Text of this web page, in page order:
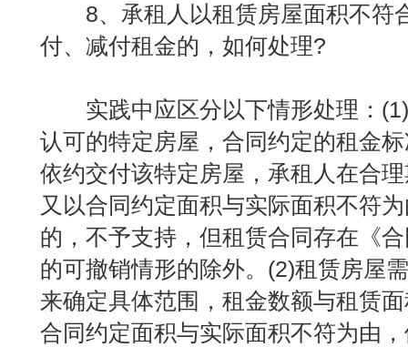
8、承租人以租赁房屋面积不符
付、减付租金的，如何处理?
实践中应区分以下情形处理：(1)
认可的特定房屋，合同约定的租金
依约交付该特定房屋，承租人在合
又以合同约定面积与实际面积不符
的，不予支持，但租赁合同存在《
的可撤销情形的除外。(2)租赁房屋
来确定具体范围，租金数额与租赁
合同约定面积与实际面积不符为由